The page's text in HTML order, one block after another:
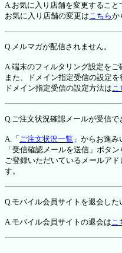
A.お気に入り店舗を変更すること
お気に入り店舗の変更はこちらか
Q.メルマガが配信されません。
A.端末のフィルタリング設定をご
また、ドメイン指定受信の設定を
ドメイン指定受信の設定方法はこ
Q.ご注文状況確認メールが受信で
A.「 ご注文状況一覧 」からお進み
「受信確認メールを送信」ボタン
ご登録いただいているメールア
す。
Q.モバイル会員サイトを退会した
A.モバイル会員サイトの退会はこ